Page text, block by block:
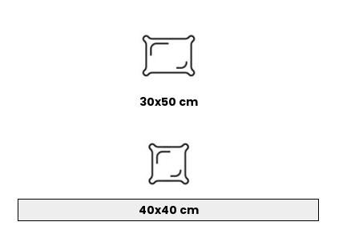
30x50 cm
40x40 cm